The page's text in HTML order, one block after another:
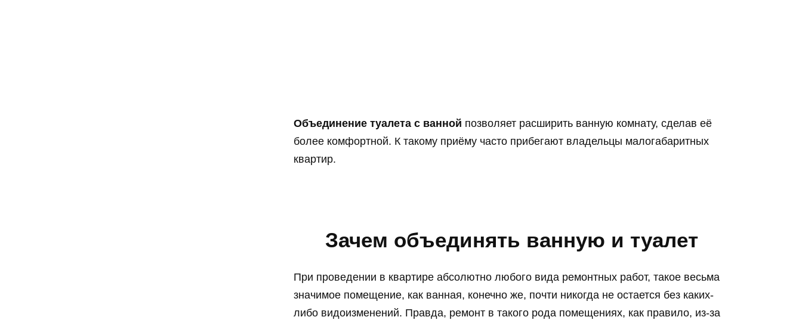
Объединение туалета с ванной позволяет расширить ванную комнату, сделав её
более комфортной. К такому приёму часто прибегают владельцы малогабаритных
квартир.
Зачем объединять ванную и туалет
При проведении в квартире абсолютно любого вида ремонтных работ, такое весьма
значимое помещение, как ванная, конечно же, почти никогда не остается без каких-
либо видоизменений. Правда, ремонт в такого рода помещениях, как правило, из-за